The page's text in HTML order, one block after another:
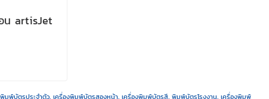
น artisJet
บัตรประจำตัว, เครื่องพิมพ์บัตรสองหน้า, เครื่องพิมพ์บัตรสี, พิมพ์บัตรโรงงาน, เครื่องพิมพ์